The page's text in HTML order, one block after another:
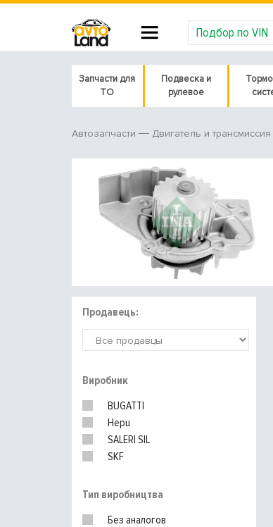
Подбор по VIN
Запчасти для
ТО
Подвеска и
рулевое
Автозапчасти Двигатель и трансмиссия
Продавець:
Виробник
BUGATTI
Hepu
SALERI SIL
SKF
Тип виробництва
Без аналогов